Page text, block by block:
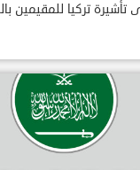
تركيا للمقيمين